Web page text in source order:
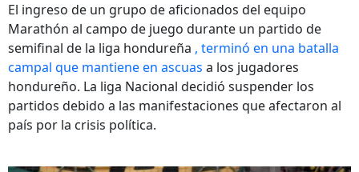
El ingreso de un grupo de aficionados del equipo
Marathón al campo de juego durante un partido de
semifinal de la liga hondureña , terminó en una batalla
campal que mantiene en ascuas a los jugadores
hondureño. La liga Nacional decidió suspender los
partidos debido a las manifestaciones que afectaron al
país por la crisis política.